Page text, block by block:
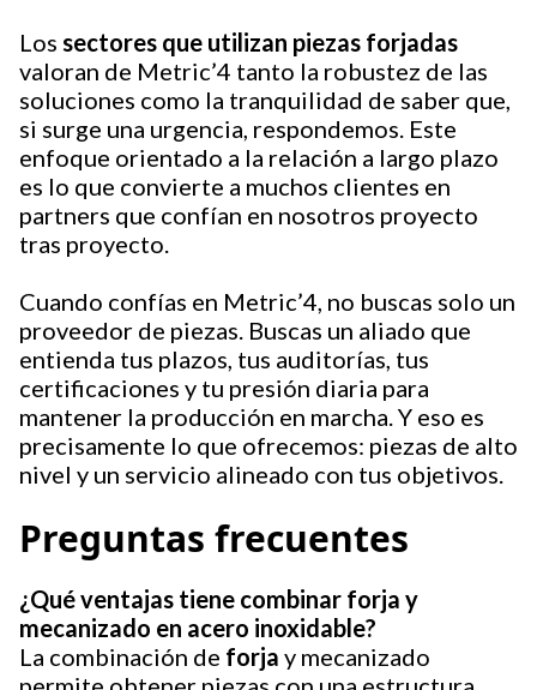
Los sectores que utilizan piezas forjadas
valoran de Metric’4 tanto la robustez de las
soluciones como la tranquilidad de saber que,
si surge una urgencia, respondemos. Este
enfoque orientado a la relación a largo plazo
es lo que convierte a muchos clientes en
partners que confían en nosotros proyecto
tras proyecto.
Cuando confías en Metric’4, no buscas solo un
proveedor de piezas. Buscas un aliado que
entienda tus plazos, tus auditorías, tus
certificaciones y tu presión diaria para
mantener la producción en marcha. Y eso es
precisamente lo que ofrecemos: piezas de alto
nivel y un servicio alineado con tus objetivos.
Preguntas frecuentes
¿Qué ventajas tiene combinar forja y
mecanizado en acero inoxidable?
La combinación de forja y mecanizado